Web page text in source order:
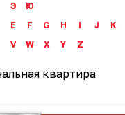
Э
Ю
E F G H I J K
V W X Y Z
квартира